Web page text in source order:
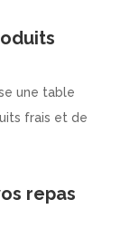
une table
frais et de
repas